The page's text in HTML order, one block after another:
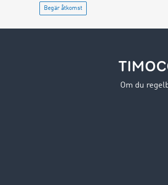
Begär åtkomst
Om du